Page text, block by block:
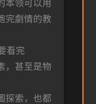
本领可以用
完劇情的教
看完
，甚至是物
探索，也都